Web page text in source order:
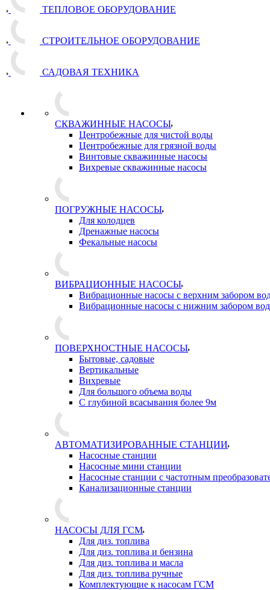
ТЕПЛОВОЕ ОБОРУДОВАНИЕ
СТРОИТЕЛЬНОЕ ОБОРУДОВАНИЕ
САДОВАЯ ТЕХНИКА
СКВАЖИННЫЕ НАСОСЫ
Центробежные для чистой воды
Центробежные для грязной воды
Винтовые скважинные насосы
Вихревые скважинные насосы
ПОГРУЖНЫЕ НАСОСЫ
Для колодцев
Дренажные насосы
Фекальные насосы
ВИБРАЦИОННЫЕ НАСОСЫ
Вибрационные насосы с верхним забором
Вибрационные насосы с нижним забором
ПОВЕРХНОСТНЫЕ НАСОСЫ
Бытовые, садовые
Вертикальные
Вихревые
Для большого объема воды
С глубиной всасывания более 9м
АВТОМАТИЗИРОВАННЫЕ СТАНЦИИ
Насосные станции
Насосные мини станции
Насосные станции с частотным
Канализационные станции
НАСОСЫ ДЛЯ ГСМ
Для диз. топлива
Для диз. топлива и бензина
Для диз. топлива и масла
Для диз. топлива ручные
Комплектующие к насосам ГСМ